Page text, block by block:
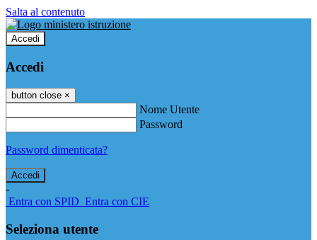
Salta al contenuto
Accedi
Accedi
button close ×
Nome Utente
Password
Password dimenticata?
-
Entra con SPID Entra con CIE
Seleziona utente